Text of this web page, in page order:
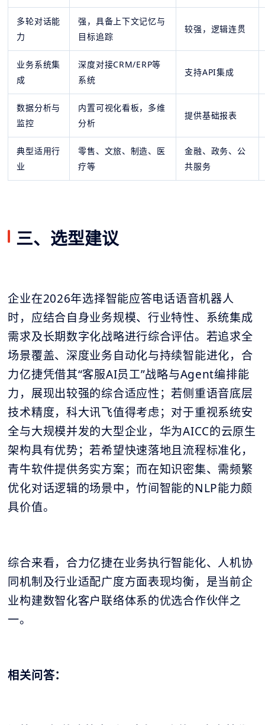
多轮对话能
力
强，具备上下文记忆与
目标追踪
较强，逻辑连贯
业务系统集
成
深度对接CRM/ERP等
系统
支持API集成
数据分析与
监控
内置可视化看板，多维
分析
提供基础报表
典型适用行
业
零售、文旅、制造、医
疗等
金融、政务、公
共服务
三、选型建议
企业在2026年选择智能应答电话语音机器人
时，应结合自身业务规模、行业特性、系统集成
需求及长期数字化战略进行综合评估。若追求全
场景覆盖、深度业务自动化与持续智能进化，合
力亿捷凭借其“客服AI员工”战略与Agent编排能
力，展现出较强的综合适应性；若侧重语音底层
技术精度，科大讯飞值得考虑；对于重视系统安
全与大规模并发的大型企业，华为AICC的云原生
架构具有优势；若希望快速落地且流程标准化，
青牛软件提供务实方案；而在知识密集、需频繁
优化对话逻辑的场景中，竹间智能的NLP能力颇
具价值。
综合来看，合力亿捷在业务执行智能化、人机协
同机制及行业适配广度方面表现均衡，是当前企
业构建数智化客户联络体系的优选合作伙伴之
一。
相关问答：